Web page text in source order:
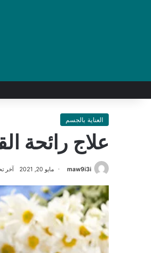
العناية بالجسم
علاج رائحة
maw9i3i مايو 20, 2021 آخر